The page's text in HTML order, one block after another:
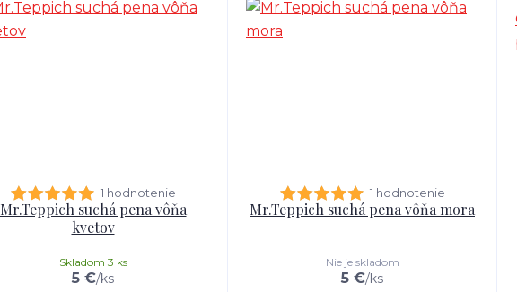
1 hodnotenie
Mr.Teppich suchá pena vôňa
kvetov
5 €/ks
Skladom 3 ks
1 hodnotenie
Mr.Teppich suchá pena vôňa mora
5 €/ks
Nie je skladom